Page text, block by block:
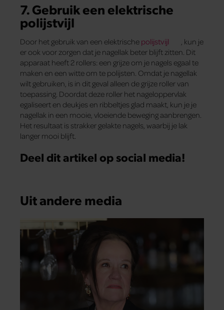
7. Gebruik een elektrische
polijstvijl
Door het gebruik van een elektrische polijstvijl
, kun je
er ook voor zorgen dat je nagellak beter blijft zitten. Dit
apparaat heeft 2 rollers: een grijze om je nagels egaal te
maken en een witte om te polijsten. Omdat je nagellak
wilt gebruiken, is in dit geval alleen de grijze roller van
toepassing. Doordat deze roller het nageloppervlak
egaliseert en deukjes en ribbeltjes glad maakt, kun je je
nagellak in een mooie, vloeiende beweging aanbrengen.
Het resultaat is strakker gelakte nagels, waarbij je lak
langer mooi blijft.
Deel dit artikel op social media!
Uit andere media